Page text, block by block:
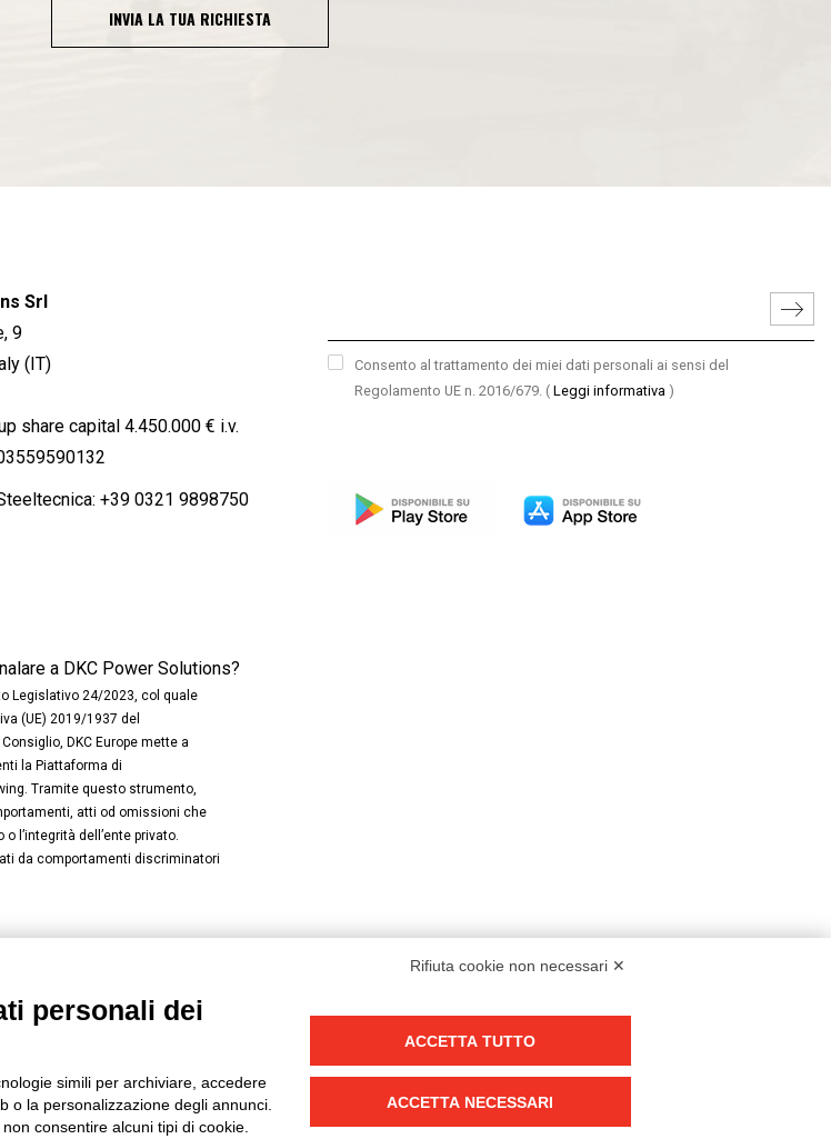
INVIA LA TUA RICHIESTA
Srl
9
(IT)
share capital 4.450.000 € i.v.
+39 0321 9898750
a DKC Power Solutions?
Legislativo 24/2023, col quale
(UE) 2019/1937 del
DKC Europe mette a
la Piattaforma di
Tramite questo strumento,
atti od omissioni che
o l’integrità dell’ente privato.
da comportamenti discriminatori
Consento al trattamento dei miei dati personali ai sensi del
Regolamento UE n. 2016/679. ( Leggi informativa )
Rifiuta cookie non necessari ✕
personali dei
simili per archiviare, accedere
o la personalizzazione degli annunci.
consentire alcuni tipi di cookie.
ACCETTA TUTTO
ACCETTA NECESSARI